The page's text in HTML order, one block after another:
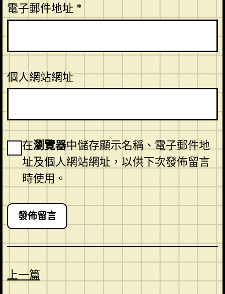
電子郵件地址 *
個人網站網址
在瀏覽器中儲存顯示名稱、電子郵件地
址及個人網站網址，以供下次發佈留言
時使用。
上一篇